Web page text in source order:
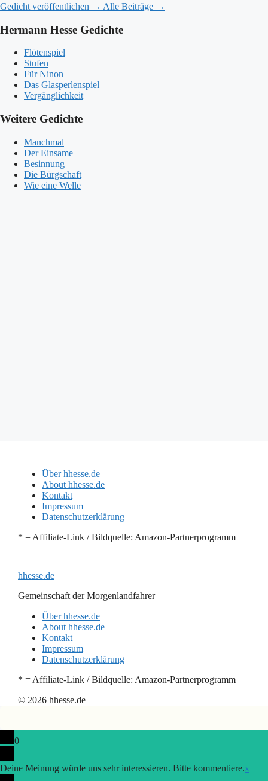
Gedicht veröffentlichen → Alle Beiträge →
Hermann Hesse Gedichte
Flötenspiel
Stufen
Für Ninon
Das Glasperlenspiel
Vergänglichkeit
Weitere Gedichte
Manchmal
Der Einsame
Besinnung
Die Bürgschaft
Wie eine Welle
Über hhesse.de
About hhesse.de
Kontakt
Impressum
Datenschutzerklärung
* = Affiliate-Link / Bildquelle: Amazon-Partnerprogramm
hhesse.de
Gemeinschaft der Morgenlandfahrer
Über hhesse.de
About hhesse.de
Kontakt
Impressum
Datenschutzerklärung
* = Affiliate-Link / Bildquelle: Amazon-Partnerprogramm
© 2026 hhesse.de
0
Deine Meinung würde uns sehr interessieren. Bitte kommentiere.x